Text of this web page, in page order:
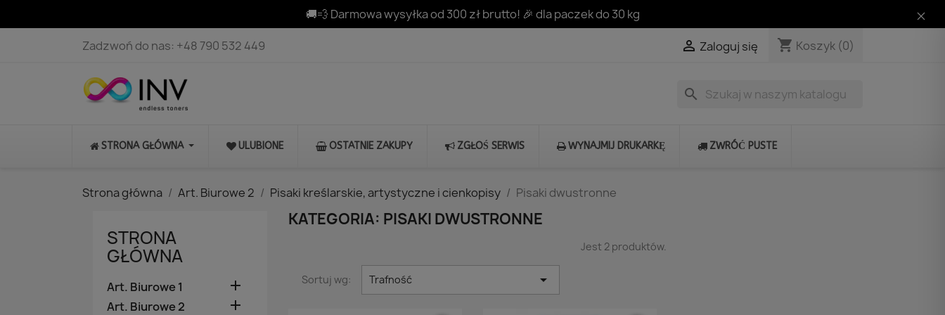
🚚💨 Darmowa wysyłka od 300 zł brutto! 🎉 dla paczek do 30 kg
Zadzwoń do nas: +48 790 532 449  Zaloguj się shopping_cart Koszyk (0)
search
STRONA GŁÓWNA ULUBIONE OSTATNIE ZAKUPY ZGŁOŚ SERWIS WYNAJMIJ DRUKARKĘ ZWRÓĆ PUSTE
Strona główna Art. Biurowe 2 Pisaki kreślarskie, artystyczne i cienkopisy Pisaki dwustronne
STRONA
GŁÓWNA
Art. Biurowe 1 
Art. Biurowe 2 
KATEGORIA: PISAKI DWUSTRONNE
Jest 2 produktów.
Sortuj wg: Trafność 